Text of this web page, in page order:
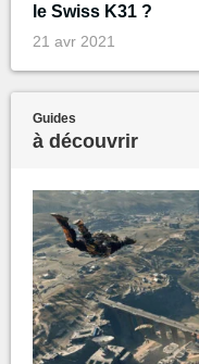
le Swiss K31 ?
21 avr 2021
Guides
à découvrir